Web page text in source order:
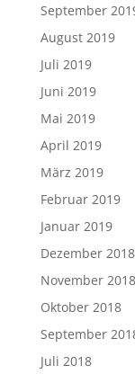
September
August 2019
Juli 2019
Juni 2019
Mai 2019
April 2019
März 2019
Februar 2019
Januar 2019
Dezember 2018
November 2018
Oktober 2018
September
Juli 2018